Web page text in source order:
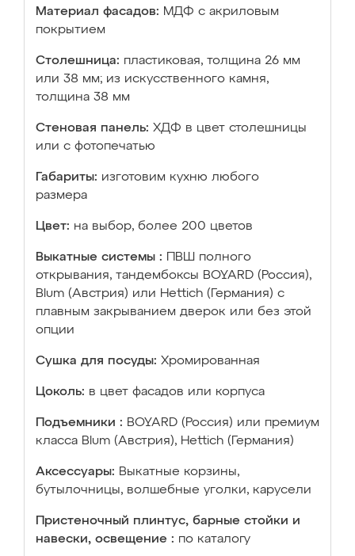
Материал фасадов: МДФ с акриловым
покрытием
Столешница: пластиковая, толщина 26 мм
или 38 мм; из искусственного камня,
толщина 38 мм
Стеновая панель: ХДФ в цвет столешницы
или с фотопечатью
Габариты: изготовим кухню любого
размера
Цвет: на выбор, более 200 цветов
Выкатные системы :
ПВШ полного
открывания, тандембоксы BOYARD (Россия),
Blum (Австрия) или Hettich (Германия) с
плавным закрыванием дверок или без этой
опции
Сушка для посуды: Хромированная
Цоколь: в цвет фасадов или корпуса
Подъемники : BOYARD (Россия) или премиум
класса Blum (Австрия), Hettich (Германия)
Аксессуары: Выкатные корзины,
бутылочницы, волшебные уголки, карусели
Пристеночный плинтус, барные стойки и
навески, освещение : по каталогу